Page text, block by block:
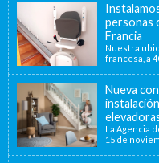
personas
Francia
Nuestra
francesa, a
Nueva
La Agencia
15 de